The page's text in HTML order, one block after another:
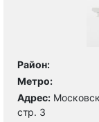
Район:
Метро:
Адрес:
стр. 3